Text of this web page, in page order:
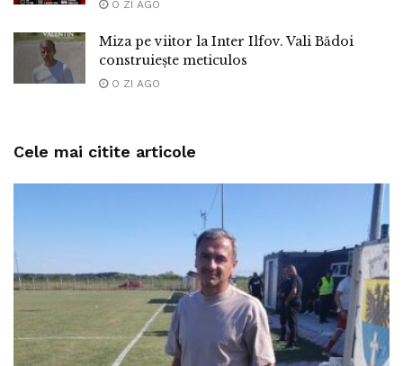
O ZI AGO
Miza pe viitor la Inter Ilfov. Vali Bădoi
construiește meticulos
O ZI AGO
Cele mai citite articole